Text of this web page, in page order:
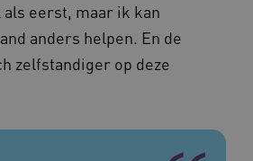
als eerst, maar ik kan
anders helpen. En de
zelfstandiger op deze
Microsoft
Corporation
.vilans.nl